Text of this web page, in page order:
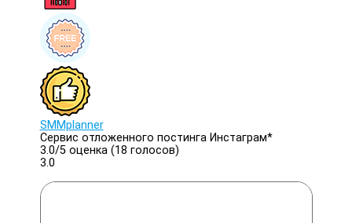
SMMplanner
Cервис отложенного постинга Инстаграм*
3.0/5оценка (18 голосов)
3.0